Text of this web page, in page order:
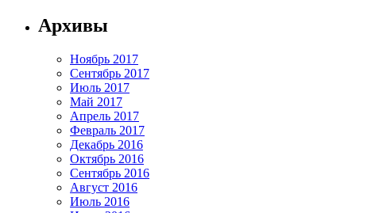
Архивы
Ноябрь 2017
Сентябрь 2017
Июль 2017
Май 2017
Апрель 2017
Февраль 2017
Декабрь 2016
Октябрь 2016
Сентябрь 2016
Август 2016
Июль 2016